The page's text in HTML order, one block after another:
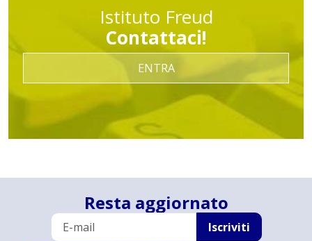
Istituto Freud
Contattaci!
ENTRA
Resta aggiornato
Iscriviti